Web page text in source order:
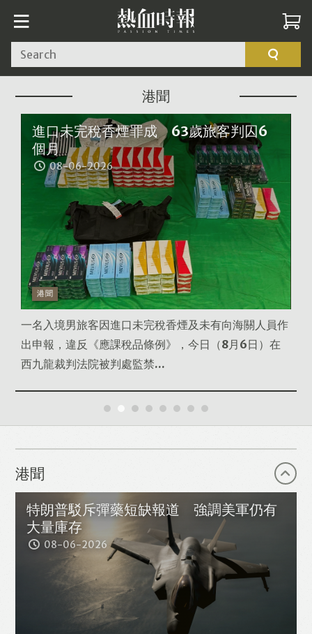
Search
港聞
進口未完稅香煙罪成 63歲旅客判囚6
個月
港聞
08-06-2026
一名入境男旅客因進口未完稅香煙及未有向海關人員作
出申報，違反《應課稅品條例》，今日（8月6日）在
西九龍裁判法院被判處監禁...
港聞
特朗普駁斥彈藥短缺報道 強調美軍仍有
大量庫存
08-06-2026